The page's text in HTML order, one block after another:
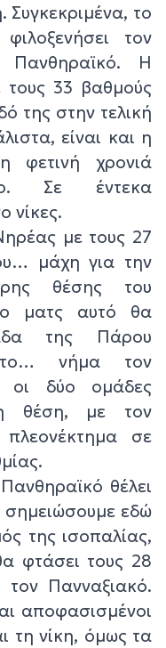
Συγκεκριμένα, το
τον
Πανθηραϊκό. Η
τους 33 βαθμούς
της στην τελική
είναι και η
φετινή χρονιά
Σε έντεκα
νίκες.
με τους 27
μάχη για την
θέσης του
ματς αυτό θα
της Πάρου
νήμα τον
οι δύο ομάδες
θέση, με τον
σε
θέλει
σημειώσουμε εδώ
της ισοπαλίας,
φτάσει τους 28
Πανναξιακό.
αποφασισμένοι
τη νίκη, όμως τα